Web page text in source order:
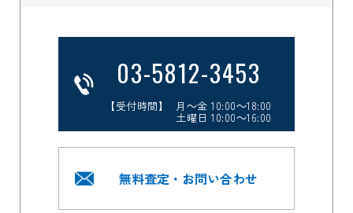
03-5812-3453
【受付時間】 月～金 10:00～18:00
土曜日 10:00～16:00
無料査定・お問い合わせ